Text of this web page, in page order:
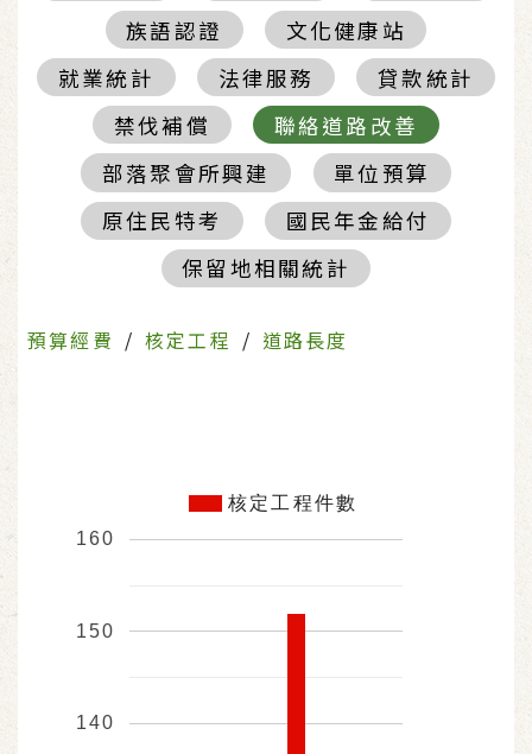
族語認證
文化健康站
就業統計
法律服務
貸款統計
禁伐補償
聯絡道路改善
部落聚會所興建
單位預算
原住民特考
國民年金給付
保留地相關統計
預算經費 / 核定工程 / 道路長度
核定工程件數
140
150
160